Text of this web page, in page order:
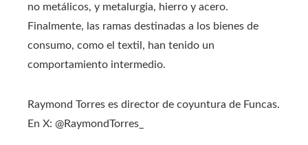
no metálicos, y metalurgia, hierro y acero.
Finalmente, las ramas destinadas a los bienes de
consumo, como el textil, han tenido un
comportamiento intermedio.
Raymond Torres es director de coyuntura de Funcas.
En X: @RaymondTorres_